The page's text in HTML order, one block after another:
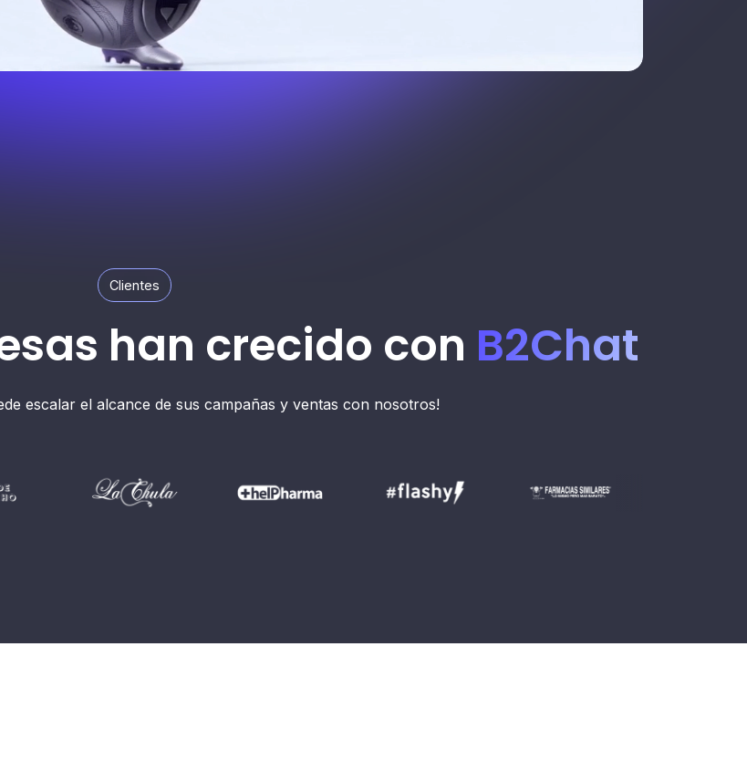
Clientes
han crecido con B2Chat
escalar el alcance de sus campañas y ventas con nosotros!